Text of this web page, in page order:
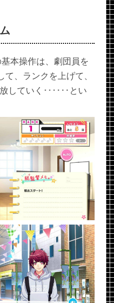
基本操作は、劇団員を
て、ランクを上げて、
していく･･････とい